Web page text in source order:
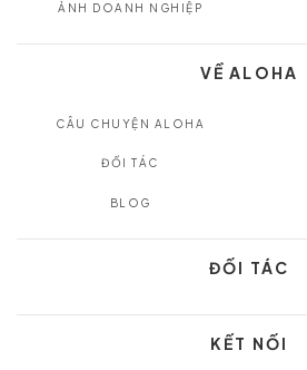
ẢNH DOANH NGHIỆP
VỀ ALOHA
CÂU CHUYỆN ALOHA
ĐỐI TÁC
BLOG
ĐỐI TÁC
KẾT NỐI